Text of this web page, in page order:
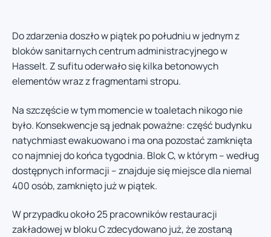
Do zdarzenia doszło w piątek po południu w jednym z
bloków sanitarnych centrum administracyjnego w
Hasselt. Z sufitu oderwało się kilka betonowych
elementów wraz z fragmentami stropu.
Na szczęście w tym momencie w toaletach nikogo nie
było. Konsekwencje są jednak poważne: część budynku
natychmiast ewakuowano i ma ona pozostać zamknięta
co najmniej do końca tygodnia. Blok C, w którym – według
dostępnych informacji – znajduje się miejsce dla niemal
400 osób, zamknięto już w piątek.
W przypadku około 25 pracowników restauracji
zakładowej w bloku C zdecydowano już, że zostaną